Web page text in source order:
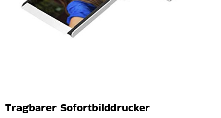
Tragbarer Sofortbilddrucker